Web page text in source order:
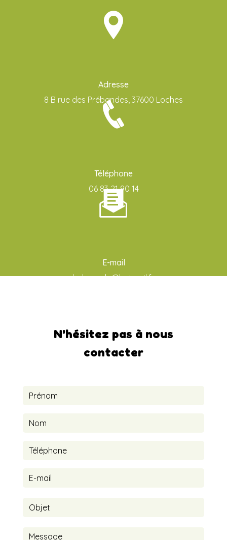
Adresse
8 B rue des Prébandes, 37600 Loches
Téléphone
06 83 21 90 14
E-mail
ludo-aude@hotmail.fr
N'hésitez pas à nous
contacter